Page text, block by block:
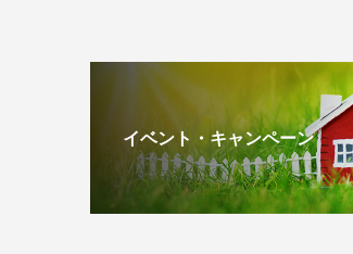
イベント・キャンペーン